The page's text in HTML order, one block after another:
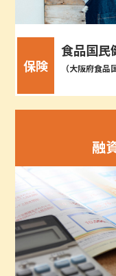
保険
食品国民
（大阪府食品
融